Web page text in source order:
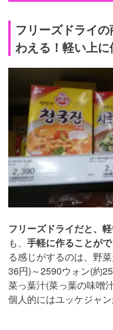
フリーズドライ
わえる！軽い上に
フリーズドライだと、
も、 手軽に作ることが
る感じがするのは、野
36円)～2590ウォン(約
菜っ葉汁(菜っ葉の味噌
個人的にはユッケジャン